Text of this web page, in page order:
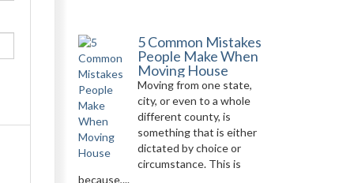
5 Common Mistakes
People Make When
Moving House
Moving from one state,
city, or even to a whole
different county, is
something that is either
dictated by choice or
circumstance. This is
because,...